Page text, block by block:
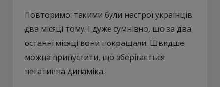
Повторимо: такими були настрої українців
два місяці тому. І дуже сумнівно, що за два
останні місяці вони покращали. Швидше
можна припустити, що зберігається
негативна динаміка.